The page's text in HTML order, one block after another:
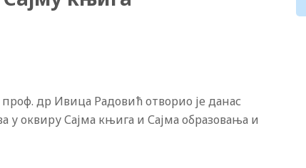
др Ивица Радовић отворио је данас
оквиру Сајма књига и Сајма образовања и